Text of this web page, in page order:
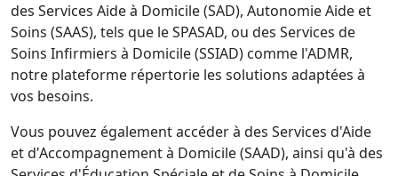
des Services Aide à Domicile (SAD), Autonomie Aide et
Soins (SAAS), tels que le SPASAD, ou des Services de
Soins Infirmiers à Domicile (SSIAD) comme l'ADMR,
notre plateforme répertorie les solutions adaptées à
vos besoins.
Vous pouvez également accéder à des Services d'Aide
et d'Accompagnement à Domicile (SAAD), ainsi qu'à des